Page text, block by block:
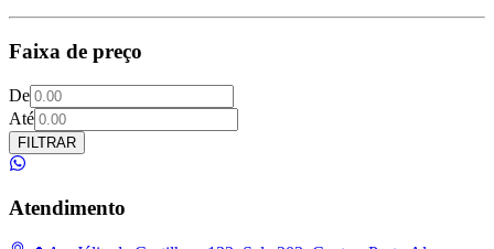
Faixa de preço
De
Até
FILTRAR
Atendimento